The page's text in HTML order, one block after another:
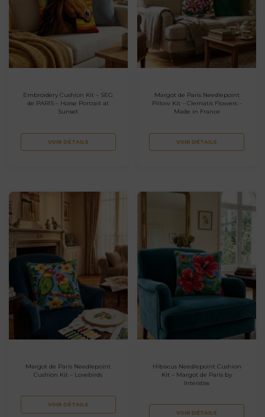
Embroidery Cushion Kit – SEG
de PARIS – Horse Portrait at
Sunset
VOIR DÉTAILS
Margot de Paris Needlepoint
Pillow Kit – Clematis Flowers –
Made in France
VOIR DÉTAILS
Margot de Paris Needlepoint
Cushion Kit – Lovebirds
VOIR DÉTAILS
Hibiscus Needlepoint Cushion
Kit – Margot de Paris by
Interstiss
VOIR DÉTAILS